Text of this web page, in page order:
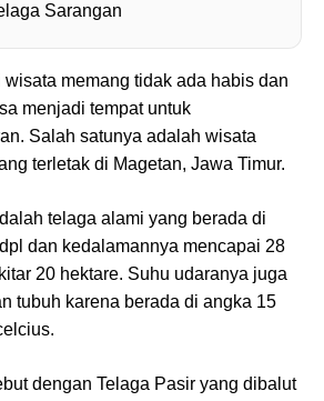
Sarangan
memang tidak ada habis dan
menjadi tempat untuk
Salah satunya adalah wisata
terletak di Magetan, Jawa Timur.
telaga alami yang berada di
dan kedalamannya mencapai 28
20 hektare. Suhu udaranya juga
tubuh karena berada di angka 15
dengan Telaga Pasir yang dibalut